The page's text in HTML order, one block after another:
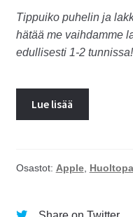
Tippuiko puhelin ja
hätää me vaihdamme
edullisesti 1-2 tunnissa!
Lue lisää
Osastot: Apple,